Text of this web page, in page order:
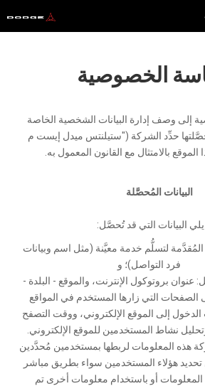
الخصوصية
إلى وصف إدارة البيانات الشخصية الخاصة
حصَّلتها حدِّد الشركة ("ستيلنتس ميدل إيست م
بالامتثال مع القانون المعمول به.
البيانات المُحصَّلة
يلي البيانات التي قد تُحصَّل:
المُقدَّمة لتسلُّم خدمة معيَّنة (مثل اسم وبيانات
فرد التواصل)؛ و
عنوان بروتوكول الإنترنت، والموقع - البلدة -
الصفحات التي زارها المستخدم في المواقع
الدخول إلى الموقع الإلكتروني، ووقت التصفح
نشاط المستخدمين للموقع الإلكتروني.
هذه المعلومات لربطها بمستخدمين مُحدَّدين
تحديد هؤلاء المستخدمين سواء بطريق مباشر
أو باستخدام معلومات أخرى تم